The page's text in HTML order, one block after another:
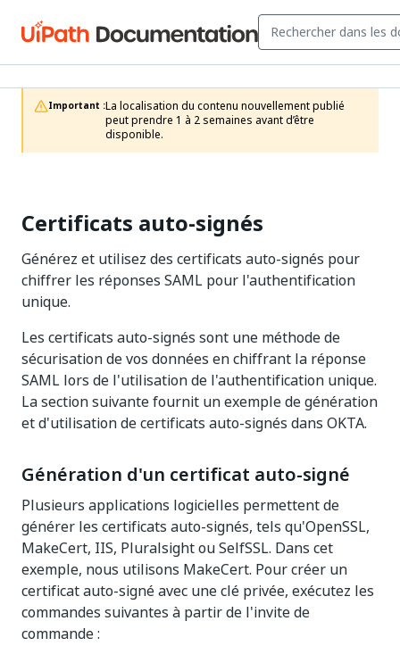
Important :La localisation du contenu nouvellement publié
peut prendre 1 à 2 semaines avant d’être
disponible.
Certificats auto-signés
Générez et utilisez des certificats auto-signés pour
chiffrer les réponses SAML pour l'authentification
unique.
Les certificats auto-signés sont une méthode de
sécurisation de vos données en chiffrant la réponse
SAML lors de l'utilisation de l'authentification unique.
La section suivante fournit un exemple de génération
et d'utilisation de certificats auto-signés dans OKTA.
Génération d'un certificat auto-signé
Plusieurs applications logicielles permettent de
générer les certificats auto-signés, tels qu'OpenSSL,
MakeCert, IIS, Pluralsight ou SelfSSL. Dans cet
exemple, nous utilisons MakeCert. Pour créer un
certificat auto-signé avec une clé privée, exécutez les
commandes suivantes à partir de l'invite de
commande :